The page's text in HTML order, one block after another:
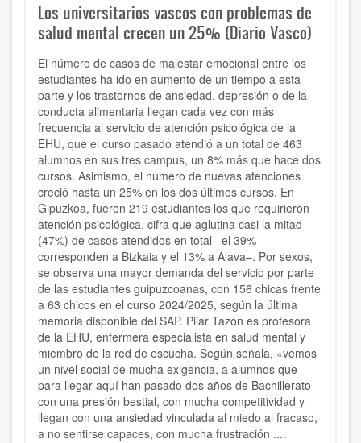
Los universitarios vascos con problemas de
salud mental crecen un 25% (Diario Vasco)
El número de casos de malestar emocional entre los
estudiantes ha ido en aumento de un tiempo a esta
parte y los trastornos de ansiedad, depresión o de la
conducta alimentaria llegan cada vez con más
frecuencia al servicio de atención psicológica de la
EHU, que el curso pasado atendió a un total de 463
alumnos en sus tres campus, un 8% más que hace dos
cursos. Asimismo, el número de nuevas atenciones
creció hasta un 25% en los dos últimos cursos. En
Gipuzkoa, fueron 219 estudiantes los que requirieron
atención psicológica, cifra que aglutina casi la mitad
(47%) de casos atendidos en total –el 39%
corresponden a Bizkaia y el 13% a Álava–. Por sexos,
se observa una mayor demanda del servicio por parte
de las estudiantes guipuzcoanas, con 156 chicas frente
a 63 chicos en el curso 2024/2025, según la última
memoria disponible del SAP. Pilar Tazón es profesora
de la EHU, enfermera especialista en salud mental y
miembro de la red de escucha. Según señala, «vemos
un nivel social de mucha exigencia, a alumnos que
para llegar aquí han pasado dos años de Bachillerato
con una presión bestial, con mucha competitividad y
llegan con una ansiedad vinculada al miedo al fracaso,
a no sentirse capaces, con mucha frustración ....